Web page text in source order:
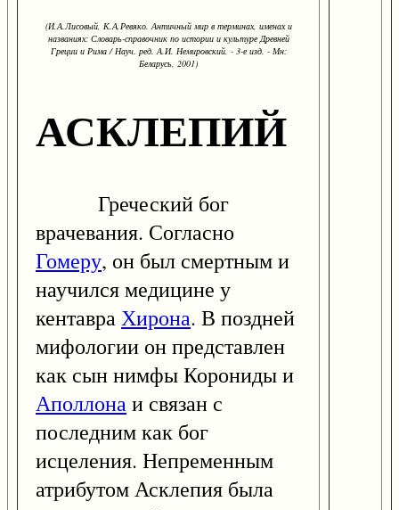
(И.А.Лисовый, К.А.Ревяко. Античный мир в терминах, именах и
названиях: Словарь-справочник по истории и культуре Древней
Греции и Рима / Науч. ред. А.И. Немировский. - 3-е изд. - Мн:
Беларусь, 2001)
АСКЛЕПИЙ
Греческий бог
врачевания. Согласно
Гомеру, он был смертным и
научился медицине у
кентавраХирона. В поздней
мифологии он представлен
как сын нимфы Корониды и
Аполлонаи связан с
последним как бог
исцеления. Непременным
атрибутом Асклепия была